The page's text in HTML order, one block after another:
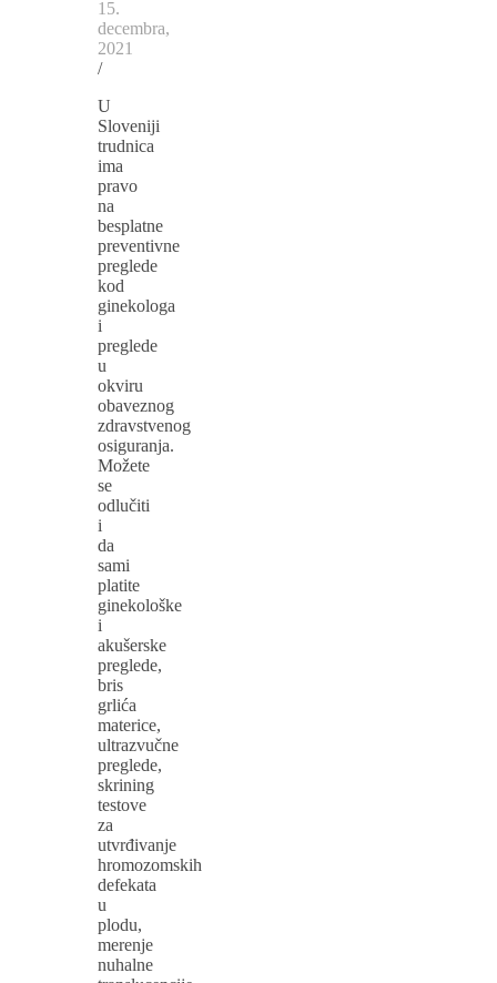
15.
decembra,
2021
/
U
Sloveniji
trudnica
ima
pravo
na
besplatne
preventivne
preglede
kod
ginekologa
i
preglede
u
okviru
obaveznog
zdravstvenog
osiguranja.
Možete
se
odlučiti
i
da
sami
platite
ginekološke
i
akušerske
preglede,
bris
grlića
materice,
ultrazvučne
preglede,
skrining
testove
za
utvrđivanje
hromozomskih
defekata
u
plodu,
merenje
nuhalne